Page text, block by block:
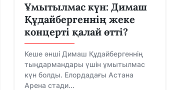
Ұмытылмас күн: Димаш
Құдайбергеннің жеке
концерті қалай өтті?
Кеше әнші Димаш Құдайбергеннің
тыңдармандары үшін ұмытылмас
күн болды. Елордадағы Астана
Арена стади...